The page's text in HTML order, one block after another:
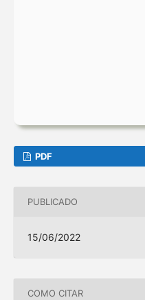
PDF
PUBLICADO
15/06/2022
COMO CITAR